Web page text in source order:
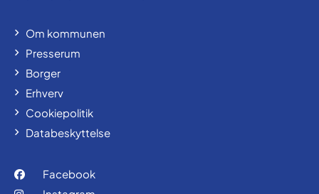
Om kommunen
Presserum
Borger
Erhverv
Cookiepolitik
Databeskyttelse
Facebook